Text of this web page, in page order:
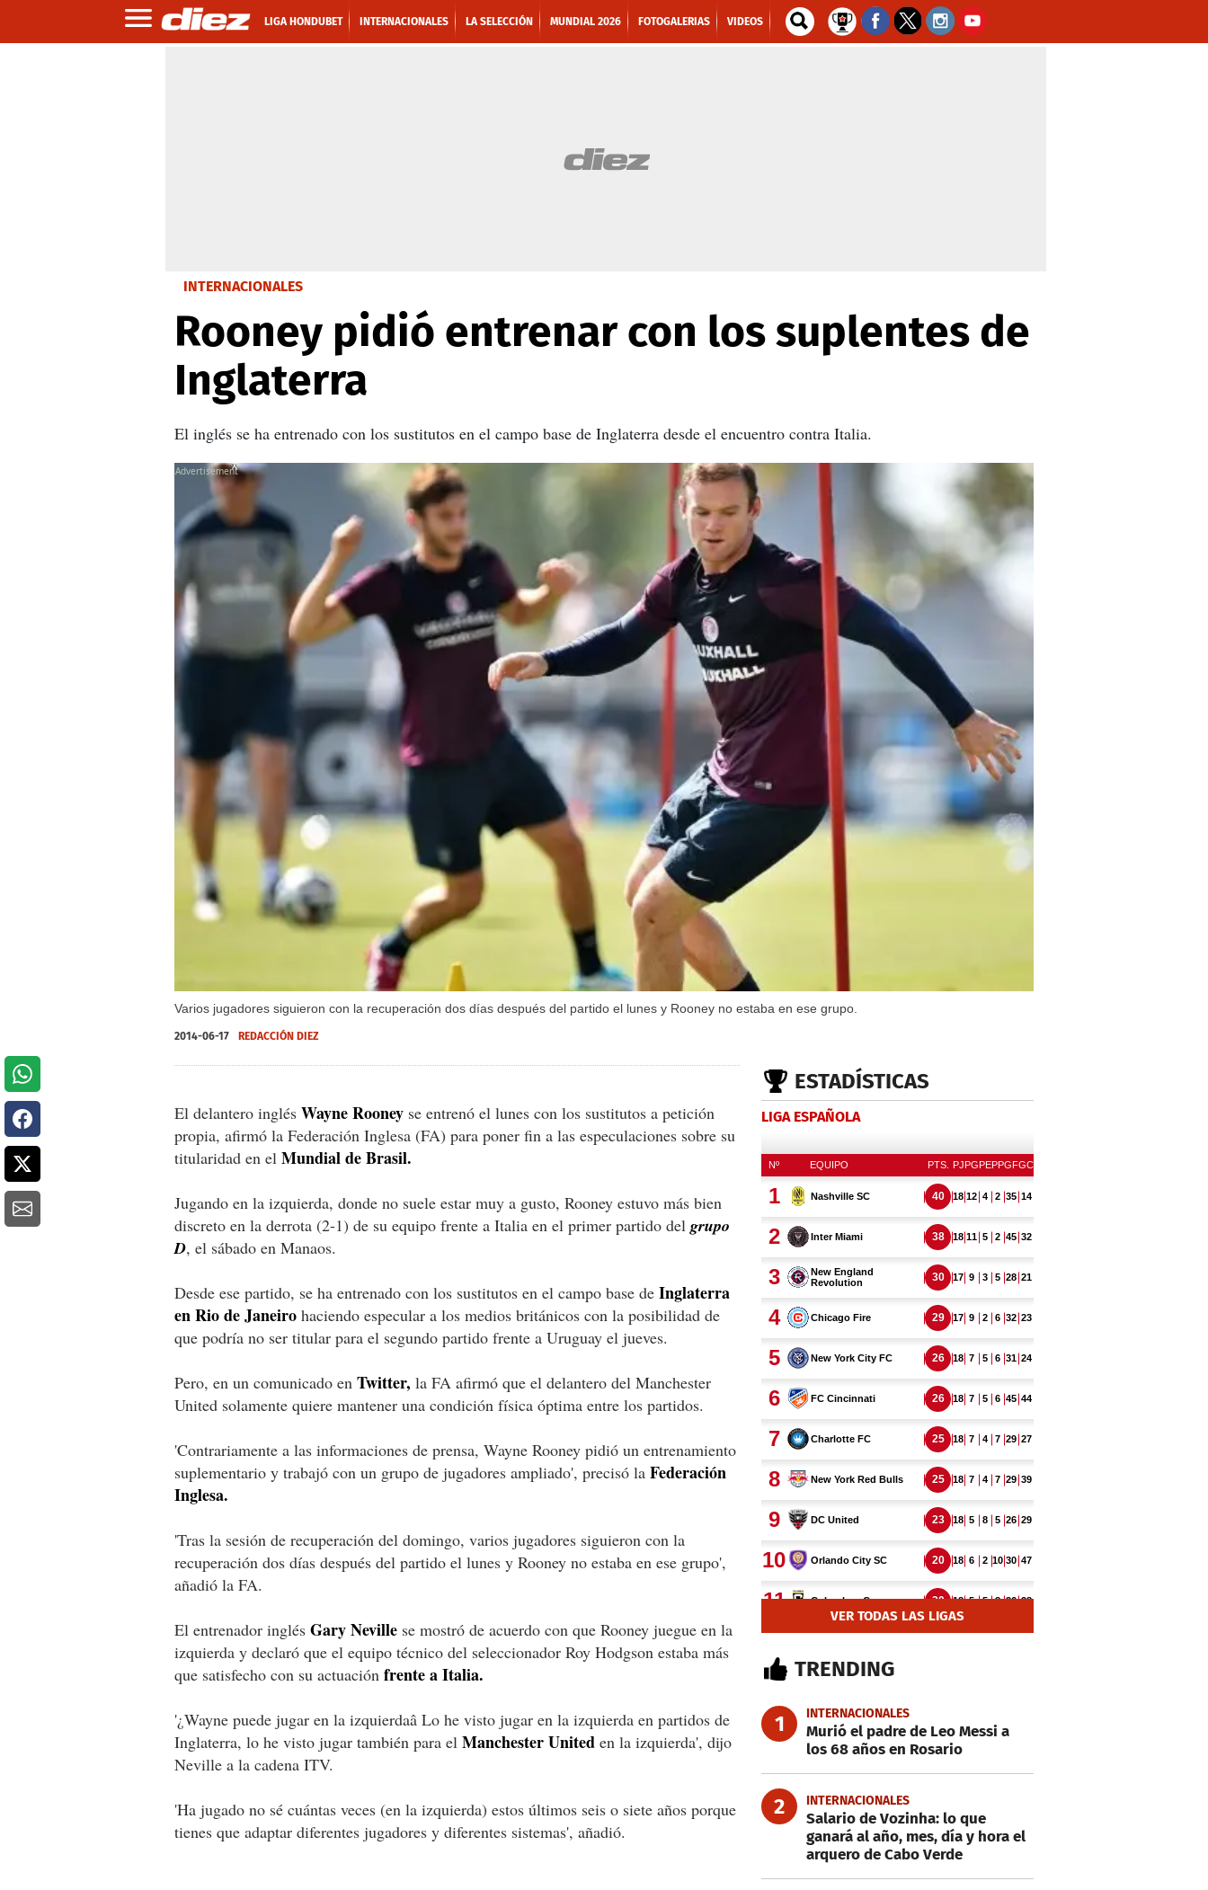
LIGA HONDUBET INTERNACIONALES LA SELECCIÓN MUNDIAL 2026 FOTOGALERIAS VIDEOS
INTERNACIONALES
Rooney pidió entrenar con los suplentes de
Inglaterra
El inglés se ha entrenado con los sustitutos en el campo base de Inglaterra desde el encuentro contra Italia.
Varios jugadores siguieron con la recuperación dos días después del partido el lunes y Rooney no estaba en ese grupo.
X
2014-06-17 REDACCIÓN DIEZ
El delantero inglés Wayne Rooney se entrenó el lunes con los sustitutos a petición
propia, afirmó la Federación Inglesa (FA) para poner fin a las especulaciones sobre su
titularidad en el Mundial de Brasil.
Jugando en la izquierda, donde no suele estar muy a gusto, Rooney estuvo más bien
discreto en la derrota (2-1) de su equipo frente a Italia en el primer partido del grupo
D, el sábado en Manaos.
Desde ese partido, se ha entrenado con los sustitutos en el campo base de Inglaterra
en Rio de Janeiro haciendo especular a los medios británicos con la posibilidad de
que podría no ser titular para el segundo partido frente a Uruguay el jueves.
Pero, en un comunicado en Twitter, la FA afirmó que el delantero del Manchester
United solamente quiere mantener una condición física óptima entre los partidos.
'Contrariamente a las informaciones de prensa, Wayne Rooney pidió un entrenamiento
suplementario y trabajó con un grupo de jugadores ampliado', precisó la Federación
Inglesa.
'Tras la sesión de recuperación del domingo, varios jugadores siguieron con la
recuperación dos días después del partido el lunes y Rooney no estaba en ese grupo',
añadió la FA.
El entrenador inglés Gary Neville se mostró de acuerdo con que Rooney juegue en la
izquierda y declaró que el equipo técnico del seleccionador Roy Hodgson estaba más
que satisfecho con su actuación frente a Italia.
'¿Wayne puede jugar en la izquierdaâ Lo he visto jugar en la izquierda en partidos de
Inglaterra, lo he visto jugar también para el Manchester United en la izquierda', dijo
Neville a la cadena ITV.
'Ha jugado no sé cuántas veces (en la izquierda) estos últimos seis o siete años porque
tienes que adaptar diferentes jugadores y diferentes sistemas', añadió.
ESTADÍSTICAS
LIGA ESPAÑOLA
VER TODAS LAS LIGAS
TRENDING
1 INTERNACIONALES
Murió el padre de Leo Messi a
los 68 años en Rosario
2 INTERNACIONALES
Salario de Vozinha: lo que
ganará al año, mes, día y hora el
arquero de Cabo Verde